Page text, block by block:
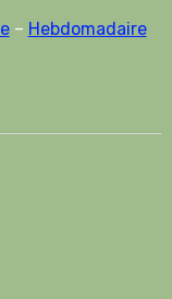
– Hebdomadaire